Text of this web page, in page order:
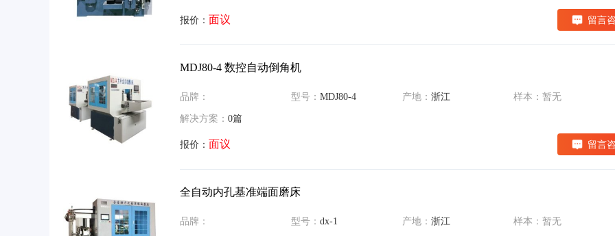
报价： 面议 留言
MDJ80-4 数控自动倒角机
品牌： 型号： MDJ80-4 产地： 浙江 样本：暂无
解决方案： 0篇
报价： 面议 留言
全自动内孔基准端面磨床
品牌： 型号： dx-1 产地： 浙江 样本：暂无